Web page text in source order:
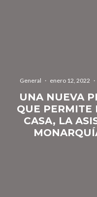
General · enero 12, 2022 ·
UNA NUEVA
QUE PERMITE
CASA, LA